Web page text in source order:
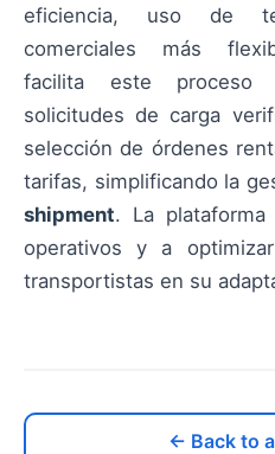
eficiencia, uso de
comerciales más
facilita este proceso
solicitudes de carga
selección de órdenes
tarifas, simplificando la
shipment. La
operativos y a
transportistas en su
← Back to